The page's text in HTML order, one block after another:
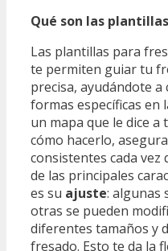
Qué son las
Las plantillas para
te permiten guiar tu
precisa, ayudándote
formas específicas en
un mapa que le dice
cómo hacerlo,
consistentes cada vez
de las principales
es su ajuste: algunas
otras se pueden
diferentes tamaños y
fresado. Esto te da la